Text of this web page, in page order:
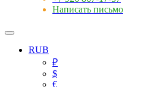
Написать письмо
RUB
₽
$
€